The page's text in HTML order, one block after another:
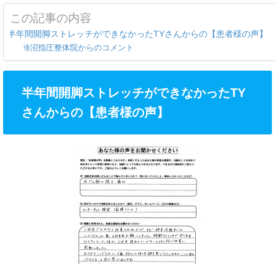
この記事の内容
半年間開脚ストレッチができなかったTYさんからの【患者様の声】
柿沼指圧整体院からのコメント
半年間開脚ストレッチができなかったTY
さんからの【患者様の声】